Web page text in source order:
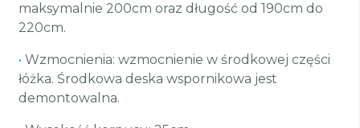
maksymalnie 200cm oraz długość od 190cm do
220cm.
• Wzmocnienia: wzmocnienie w środkowej części
łóżka. Środkowa deska wspornikowa jest
demontowalna.